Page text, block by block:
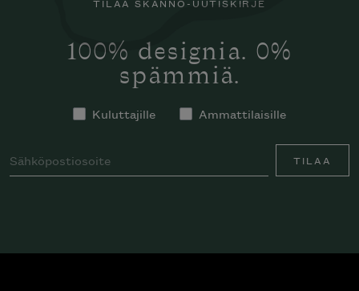
100% designia. 0%
spämmiä.
Kuluttajille Ammattilaisille
TILAA